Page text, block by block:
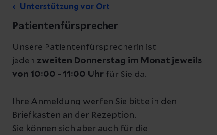
Unterstützung vor Ort
Patientenfürsprecher
Unsere Patientenfürsprecherin ist
jeden zweiten Donnerstag im Monat jeweils
von 10:00 - 11:00 Uhr für Sie da.
Ihre Anmeldung werfen Sie bitte in den
Briefkasten an der Rezeption.
Sie können sich aber auch für die